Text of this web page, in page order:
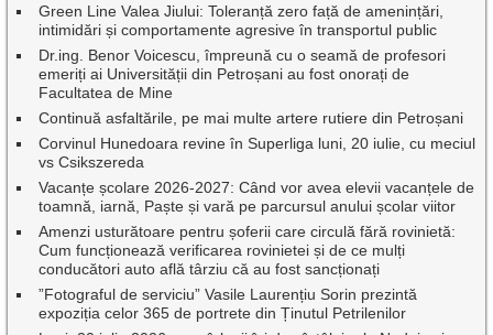
Green Line Valea Jiului: Toleranță zero față de amenințări,
intimidări și comportamente agresive în transportul public
Dr.ing. Benor Voicescu, împreună cu o seamă de profesori
emeriți ai Universității din Petroșani au fost onorați de
Facultatea de Mine
Continuă asfaltările, pe mai multe artere rutiere din Petroșani
Corvinul Hunedoara revine în Superliga luni, 20 iulie, cu meciul
vs Csikszereda
Vacanțe școlare 2026-2027: Când vor avea elevii vacanțele de
toamnă, iarnă, Paște și vară pe parcursul anului școlar viitor
Amenzi usturătoare pentru șoferii care circulă fără rovinietă:
Cum funcționează verificarea rovinietei și de ce mulți
conducători auto află târziu că au fost sancționați
”Fotograful de serviciu” Vasile Laurențiu Sorin prezintă
expoziția celor 365 de portrete din Ținutul Petrilenilor